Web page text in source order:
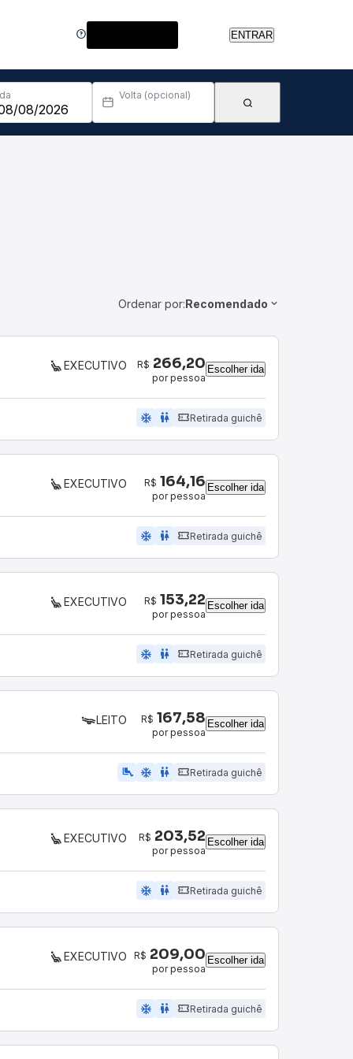
ENTRAR
Volta (opcional)
Ordenar por:Recomendado
EXECUTIVO R$ 266,20
por pessoa
Escolher ida
ac_unit wc Retirada guichê
EXECUTIVO R$ 164,16
por pessoa
Escolher ida
ac_unit wc Retirada guichê
EXECUTIVO R$ 153,22
por pessoa
Escolher ida
ac_unit wc Retirada guichê
LEITO R$ 167,58
por pessoa
Escolher ida
airline_seat_legroom_extra ac_unit wc Retirada guichê
EXECUTIVO R$ 203,52
por pessoa
Escolher ida
ac_unit wc Retirada guichê
EXECUTIVO R$ 209,00
por pessoa
Escolher ida
ac_unit wc Retirada guichê